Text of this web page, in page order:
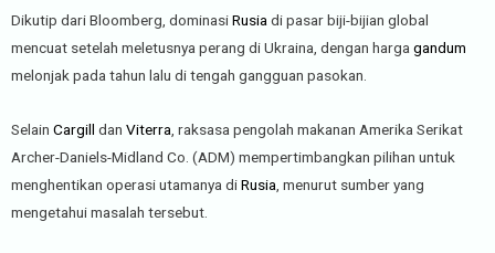
Dikutip dari Bloomberg, dominasiRusia di pasar biji-bijian global
mencuat setelah meletusnya perang di Ukraina, dengan harga gandum
melonjak pada tahun lalu di tengah gangguan pasokan.
Selain Cargill dan Viterra , raksasa pengolah makanan Amerika Serikat
Archer-Daniels-Midland Co. (ADM) mempertimbangkan pilihan untuk
menghentikan operasi utamanya diRusia , menurut sumber yang
mengetahui masalah tersebut.